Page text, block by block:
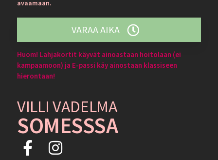
avaamaan.
VARAA AIKA
Huom! Lahjakortit käyvät ainoastaan hoitolaan (ei
kampaamoon) ja E-passi käy ainostaan klassiseen
hierontaan!
VILLI VADELMA
SOMESSSA